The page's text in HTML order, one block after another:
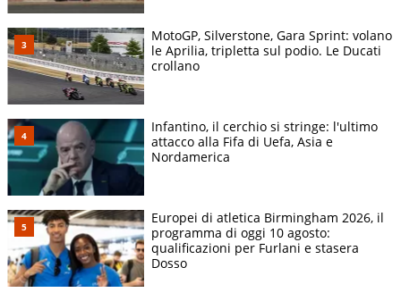
MotoGP, Silverstone, Gara Sprint: volano
le Aprilia, tripletta sul podio. Le Ducati
crollano
Infantino, il cerchio si stringe: l'ultimo
attacco alla Fifa di Uefa, Asia e
Nordamerica
Europei di atletica Birmingham 2026, il
programma di oggi 10 agosto:
qualificazioni per Furlani e stasera
Dosso